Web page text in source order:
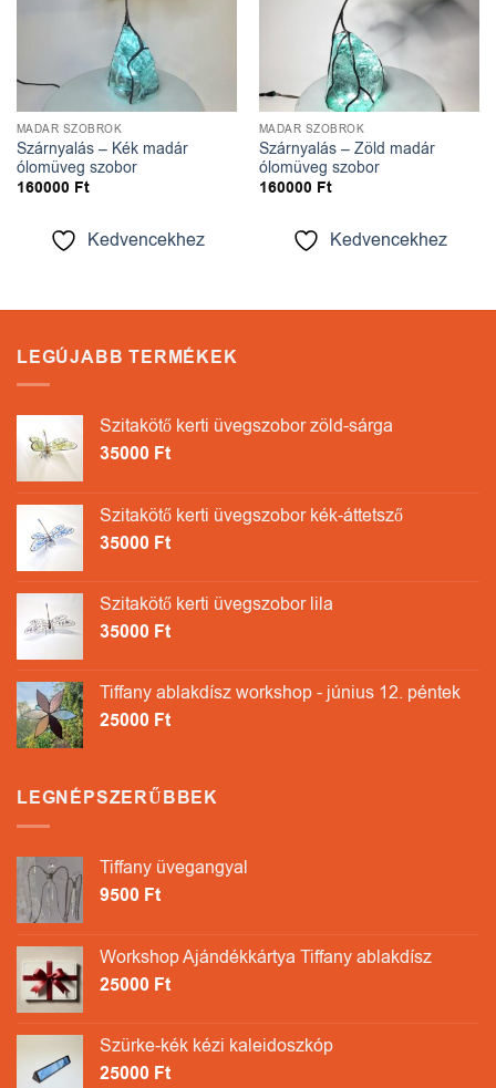
MADÁR SZOBROK
Szárnyalás – Kék madár
ólomüveg szobor
160000 Ft
Kedvencekhez
MADÁR SZOBROK
Szárnyalás – Zöld madár
ólomüveg szobor
160000 Ft
Kedvencekhez
LEGÚJABB TERMÉKEK
Szitakötő kerti üvegszobor zöld-sárga
35000 Ft
Szitakötő kerti üvegszobor kék-áttetsző
35000 Ft
Szitakötő kerti üvegszobor lila
35000 Ft
Tiffany ablakdísz workshop - június 12. péntek
25000 Ft
LEGNÉPSZERŰBBEK
Tiffany üvegangyal
9500 Ft
Workshop Ajándékkártya Tiffany ablakdísz
25000 Ft
Szürke-kék kézi kaleidoszkóp
25000 Ft